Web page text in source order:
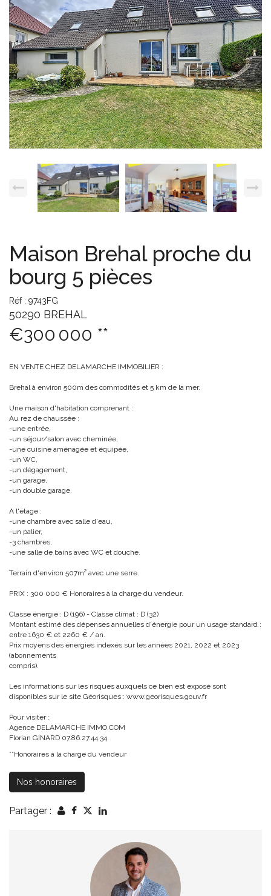
Maison Brehal proche du
bourg 5 pièces
Réf : 9743FG
50290 BREHAL
€300 000 **
EN VENTE CHEZ DELAMARCHE IMMOBILIER :
Brehal à environ 500m des commodités et 5 km de la mer.
Une maison d'habitation comprenant :
Au rez de chaussée :
-une entrée,
-un séjour/salon avec cheminée,
-une cuisine aménagée et équipée,
-un WC,
-un dégagement,
-un garage,
-un double garage.
A l'étage :
-une chambre avec salle d'eau,
-un palier,
-3 chambres,
-une salle de bains avec WC et douche.
Terrain d'environ 507m² avec une serre.
PRIX : 300 000 € Honoraires à la charge du vendeur.
Classe énergie : D (196) - Classe climat : D (32)
Montant estimé des dépenses annuelles d'énergie pour un usage standard :
entre 1630 € et 2260 € / an.
Prix moyens des énergies indexés sur les années 2021, 2022 et 2023
(abonnements
compris).
Les informations sur les risques auxquels ce bien est exposé sont
disponibles sur le site Géorisques : www.georisques.gouv.fr
Pour visiter :
Agence DELAMARCHE IMMO.COM
Florian GINARD 07.86.27.44.34
**Honoraires à la charge du vendeur
Nos honoraires
Partager :